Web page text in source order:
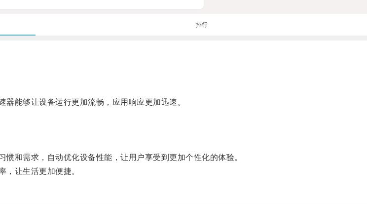
排行
能够让设备运行更加流畅，应用响应更加迅速。
和需求，自动优化设备性能，让用户享受到更加个性化的体验。
让生活更加便捷。